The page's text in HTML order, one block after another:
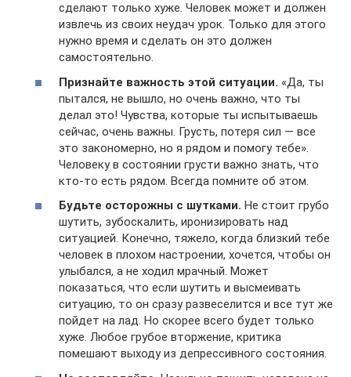
сделают только хуже. Человек может и должен
извлечь из своих неудач урок. Только для этого
нужно время и сделать он это должен
самостоятельно.
Признайте важность этой ситуации. «Да, ты
пытался, не вышло, но очень важно, что ты
делал это! Чувства, которые ты испытываешь
сейчас, очень важны. Грусть, потеря сил — все
это закономерно, но я рядом и помогу тебе».
Человеку в состоянии грусти важно знать, что
кто-то есть рядом. Всегда помните об этом.
Будьте осторожны с шутками. Не стоит грубо
шутить, зубоскалить, иронизировать над
ситуацией. Конечно, тяжело, когда близкий тебе
человек в плохом настроении, хочется, чтобы он
улыбался, а не ходил мрачный. Может
показаться, что если шутить и высмеивать
ситуацию, то он сразу развеселится и все тут же
пойдет на лад. Но скорее всего будет только
хуже. Любое грубое вторжение, критика
помешают выходу из депрессивного состояния.